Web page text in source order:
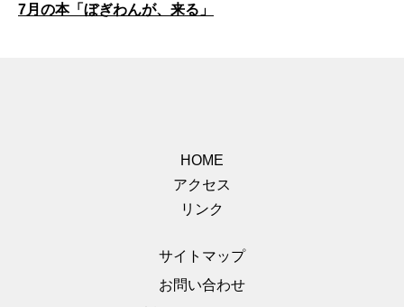
7月の本「ぼぎわんが、来る」
HOME
アクセス
リンク
サイトマップ
お問い合わせ